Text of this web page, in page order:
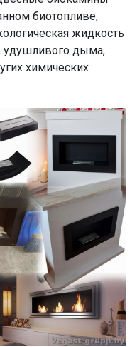
биотопливе,
жидкость
удушливого дыма,
химических